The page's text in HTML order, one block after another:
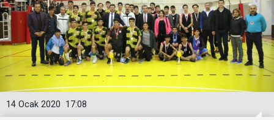
17:08
14 Ocak 2020